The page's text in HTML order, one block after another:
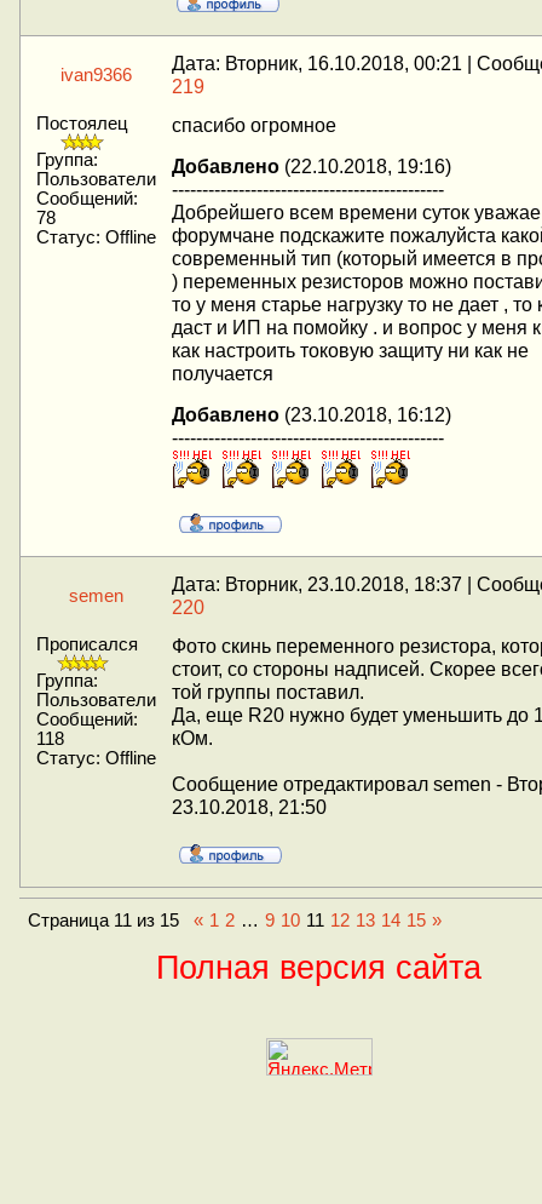
ivan9366
Дата: Вторник, 16.10.2018, 00:21 |
219
Постоялец
Группа:
Пользователи
Сообщений:
78
Статус: Offline
спасибо огромное
Добавлено (22.10.2018, 19:16)
---------------------------------------------
Добрейшего всем времени суток
форумчане подскажите пожалуйста
современный тип (который имеется в
) переменных резисторов можно
то у меня старье нагрузку то не дает , то
даст и ИП на помойку . и вопрос у меня
как настроить токовую защиту ни как не
получается
Добавлено (23.10.2018, 16:12)
---------------------------------------------
semen
Дата: Вторник, 23.10.2018, 18:37 |
220
Прописался
Группа:
Пользователи
Сообщений:
118
Статус: Offline
Фото скинь переменного резистора,
стоит, со стороны надписей. Скорее
той группы поставил.
Да, еще R20 нужно будет уменьшить до
кОм.
Сообщение отредактировал semen -
23.10.2018, 21:50
Страница 11 из 15 « 1 2 … 9 10 11 12 13 14 15 »
Полная версия сайта